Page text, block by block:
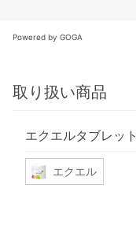
Powered by GOGA
取り扱い商品
エクエルタブレット
エクエル